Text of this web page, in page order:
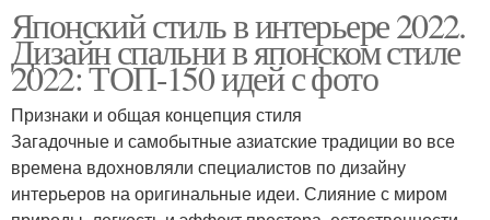
Японский стиль в интерьере 2022.
Дизайн спальни в японском стиле
2022: ТОП-150 идей с фото
Признаки и общая концепция стиля
Загадочные и самобытные азиатские традиции во все
времена вдохновляли специалистов по дизайну
интерьеров на оригинальные идеи. Слияние с миром